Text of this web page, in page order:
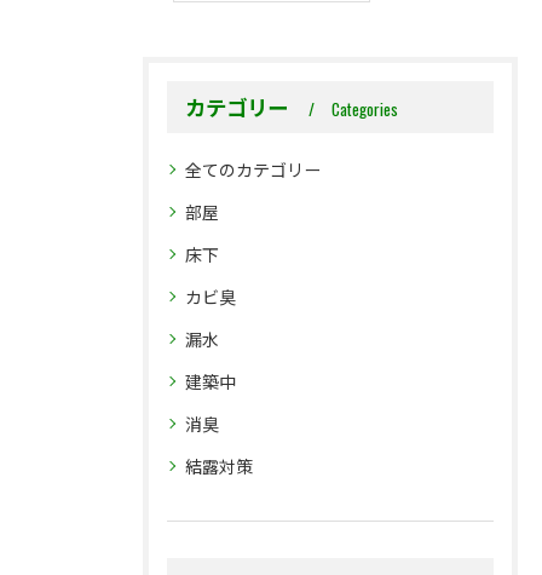
カテゴリー Categories
全てのカテゴリー
部屋
床下
カビ臭
漏水
建築中
消臭
結露対策